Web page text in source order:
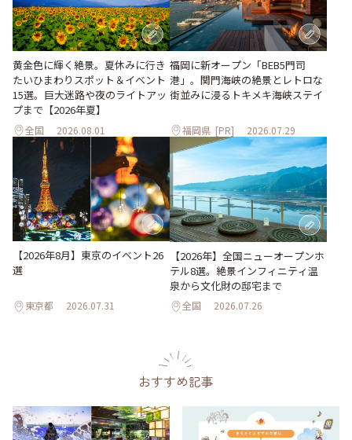
黄金色に輝く絶景。夏休みに行き
たいひまわりスポット＆イベント
15選。巨大迷路や夜のライトアッ
プまで【2026年夏】
全国 2026.08.01
福岡に新オープン「BEB5門司
港」。関門海峡の絶景とレトロな
街並みに浸るトキメキ海峡ステイ
福岡県 [PR] 2026.07.29
【2026年8月】東京のイベント26
選
東京都 2026.07.31
【2026年】全国ニューオープンホ
テル8選。絶景インフィニティ温
泉から文化財の邸宅まで
全国 2026.07.26
おすすめ記事